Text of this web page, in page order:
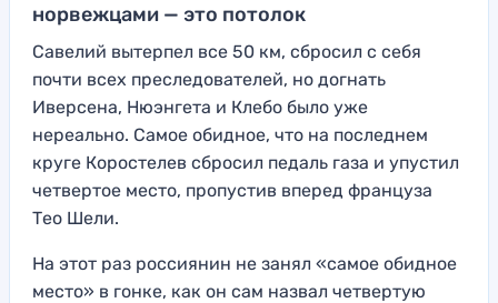
норвежцами — это потолок
Савелий вытерпел все 50 км, сбросил с себя
почти всех преследователей, но догнать
Иверсена, Нюэнгета и Клебо было уже
нереально. Самое обидное, что на последнем
круге Коростелев сбросил педаль газа и упустил
четвертое место, пропустив вперед француза
Тео Шели.
На этот раз россиянин не занял «самое обидное
место» в гонке, как он сам назвал четвертую